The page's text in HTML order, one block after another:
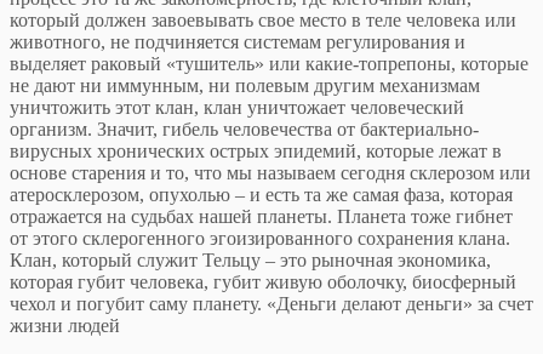
который должен завоевывать свое место в теле человека или
животного, не подчиняется системам регулирования и
выделяет раковый «тушитель» или какие-топрепоны, которые
не дают ни иммунным, ни полевым другим механизмам
уничтожить этот клан, клан уничтожает человеческий
организм. Значит, гибель человечества от бактериально-
вирусных хронических острых эпидемий, которые лежат в
основе старения и то, что мы называем сегодня склерозом или
атеросклерозом, опухолью – и есть та же самая фаза, которая
отражается на судьбах нашей планеты. Планета тоже гибнет
от этого склерогенного эгоизированного сохранения клана.
Клан, который служит Тельцу – это рыночная экономика,
которая губит человека, губит живую оболочку, биосферный
чехол и погубит саму планету. «Деньги делают деньги» за счет
жизни людей